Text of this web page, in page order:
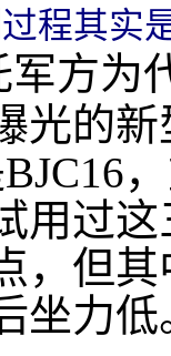
程其实
军方为
光的
用过
，但
坐力低